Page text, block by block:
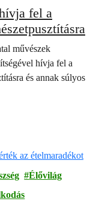
fel a
művészek
hívja fel a
és annak súlyos
Élővilág